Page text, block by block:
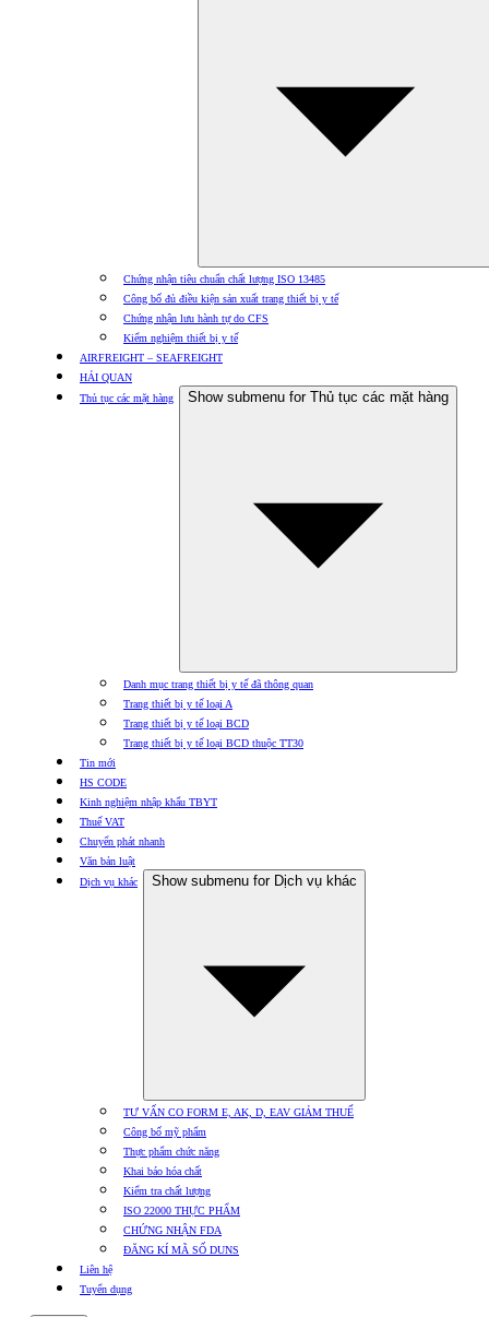
Chứng nhận tiêu chuẩn chất lượng ISO 13485
Công bố đủ điều kiện sản xuất trang thiết bị y tế
Chứng nhận lưu hành tự do CFS
Kiểm nghiệm thiết bị y tế
AIRFREIGHT – SEAFREIGHT
HẢI QUAN
Thủ tục các mặt hàng
Show submenu for Thủ tục các mặt hàng
Danh mục trang thiết bị y tế đã thông quan
Trang thiết bị y tế loại A
Trang thiết bị y tế loại BCD
Trang thiết bị y tế loại BCD thuộc TT30
Tin mới
HS CODE
Kinh nghiệm nhập khẩu TBYT
Thuế VAT
Chuyển phát nhanh
Văn bản luật
Dịch vụ khác
Show submenu for Dịch vụ khác
TƯ VẤN CO FORM E, AK, D, EAV GIẢM THUẾ
Công bố mỹ phẩm
Thực phẩm chức năng
Khai báo hóa chất
Kiểm tra chất lượng
ISO 22000 THỰC PHẨM
CHỨNG NHẬN FDA
ĐĂNG KÍ MÃ SỐ DUNS
Liên hệ
Tuyển dụng